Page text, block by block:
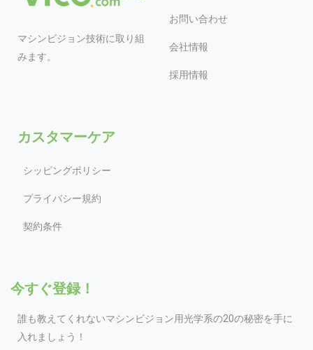
マシンビジョン技術に取り組
みます。
お問い合わせ
会社情報
採用情報
カスタマーケア
シッピングポリシー
プライバシー規約
契約条件
今すぐ登録！
誰も教えてくれないマシンビジョン用光学系の20の秘密を手に
入れましょう！